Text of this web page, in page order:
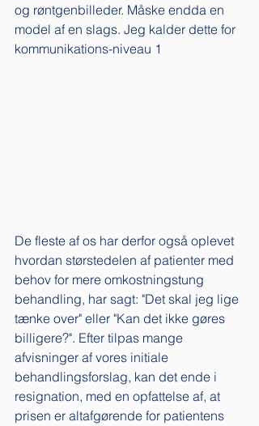
og røntgenbilleder. Måske endda en
model af en slags. Jeg kalder dette for
kommunikations-niveau 1
De fleste af os har derfor også oplevet
hvordan størstedelen af patienter med
behov for mere omkostningstung
behandling, har sagt: "Det skal jeg lige
tænke over" eller "Kan det ikke gøres
billigere?". Efter tilpas mange
afvisninger af vores initiale
behandlingsforslag, kan det ende i
resignation, med en opfattelse af, at
prisen er altafgørende for patientens